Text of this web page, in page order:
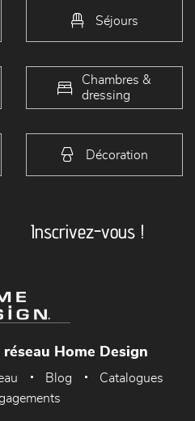
Séjours
Chambres &
dressing
Décoration
Inscrivez-vous !
Home Design
Blog
Catalogues